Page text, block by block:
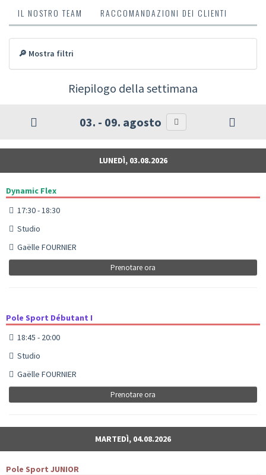
IL NOSTRO TEAM
RACCOMANDAZIONI DEI CLIENTI
🔎 Mostra filtri
Riepilogo della settimana
03. - 09. agosto
LUNEDÌ, 03.08.2026
Dynamic Flex
17:30 - 18:30
Studio
Gaëlle FOURNIER
Prenotare ora
Pole Sport Débutant I
18:45 - 20:00
Studio
Gaëlle FOURNIER
Prenotare ora
MARTEDÌ, 04.08.2026
Pole Sport JUNIOR